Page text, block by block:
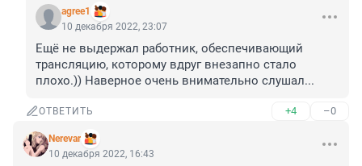
agree1
10 декабря 2022, 23:07
Ещё не выдержал работник, обеспечивающий
трансляцию, которому вдруг внезапно стало
плохо.)) Наверное очень внимательно слушал...
ОТВЕТИТЬ +4 –0
Nerevar
10 декабря 2022, 16:43